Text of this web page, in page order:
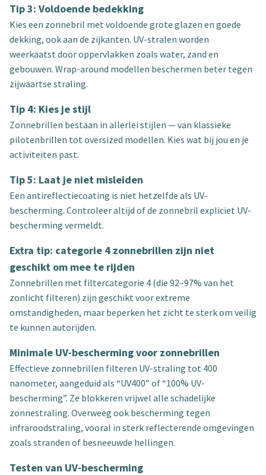
Tip 3: Voldoende bedekking
Kies een zonnebril met voldoende grote glazen en goede
dekking, ook aan de zijkanten. UV-stralen worden
weerkaatst door oppervlakken zoals water, zand en
gebouwen. Wrap-around modellen beschermen beter tegen
zijwaartse straling.
Tip 4: Kies je stijl
Zonnebrillen bestaan in allerlei stijlen — van klassieke
pilotenbrillen tot oversized modellen. Kies wat bij jou en je
activiteiten past.
Tip 5: Laat je niet misleiden
Een antireflectiecoating is niet hetzelfde als UV-
bescherming. Controleer altijd of de zonnebril expliciet UV-
bescherming vermeldt.
Extra tip: categorie 4 zonnebrillen zijn niet
geschikt om mee te rijden
Zonnebrillen met filtercategorie 4 (die 92–97% van het
zonlicht filteren) zijn geschikt voor extreme
omstandigheden, maar beperken het zicht te sterk om veilig
te kunnen autorijden.
Minimale UV-bescherming voor zonnebrillen
Effectieve zonnebrillen filteren UV-straling tot 400
nanometer, aangeduid als “UV400” of “100% UV-
bescherming”. Ze blokkeren vrijwel alle schadelijke
zonnestraling. Overweeg ook bescherming tegen
infraroodstraling, vooral in sterk reflecterende omgevingen
zoals stranden of besneeuwde hellingen.
Testen van UV-bescherming